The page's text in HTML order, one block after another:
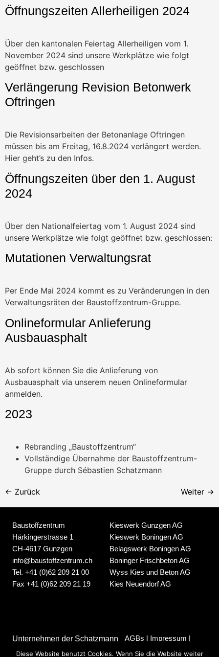
Öffnungszeiten Allerheiligen 2024
Über den kantonalen Feiertag Allerheiligen vom 1.
November 2024 sind unsere Werkplätze wie folgt
geöffnet bzw. geschlossen
Verlängerung Revision Betonwerk
Oftringen
Die Revisionsarbeiten der Betonanlage Oftringen
müssen bis am Freitag, 16.8.2024 verlängert werden.
Hier geht’s zu den Infos.
Öffnungszeiten über den 1. August
2024
Über den Nationalfeiertag vom 1. August 2024 sind
unsere Werkplätze wie folgt geöffnet bzw. geschlossen:
Mutationen Verwaltungsrat
Per Ende Mai 2024 kommt es zu Veränderungen in den
Verwaltungsräten der Baustoffzentrum-Gruppe.
Onlineformular Anlieferung
Ausbauasphalt
Ab sofort können Sie die Anlieferung von
Ausbauasphalt via unserem neuen Onlineformular
anmelden.
2023
Rebranding „Baustoffzentrum“
Vollständige Übernahme der Baustoffzentrum-
Gruppe durch Sébastien Schatzmann
← Zurück Weiter →
Baustoffzentrum
Härkingerstrasse 1
CH-4617 Gunzgen
info@baustoffzentrum.ch
Tel. +41 (0)62 209 21 00
Fax +41 (0)62 209 21 19
Kieswerk Gunzgen AG
Kieswerk Boningen AG
Belagswerk Boningen AG
Boninger Frischbeton AG
Wyss Kies und Beton AG
Kies Neuendorf AG
AGBs | Impressum |
Datenschutz
Unternehmen der Schatzmann
Holding AG
Diese Website benutzt Cookies. Wenn Sie die Website weiter